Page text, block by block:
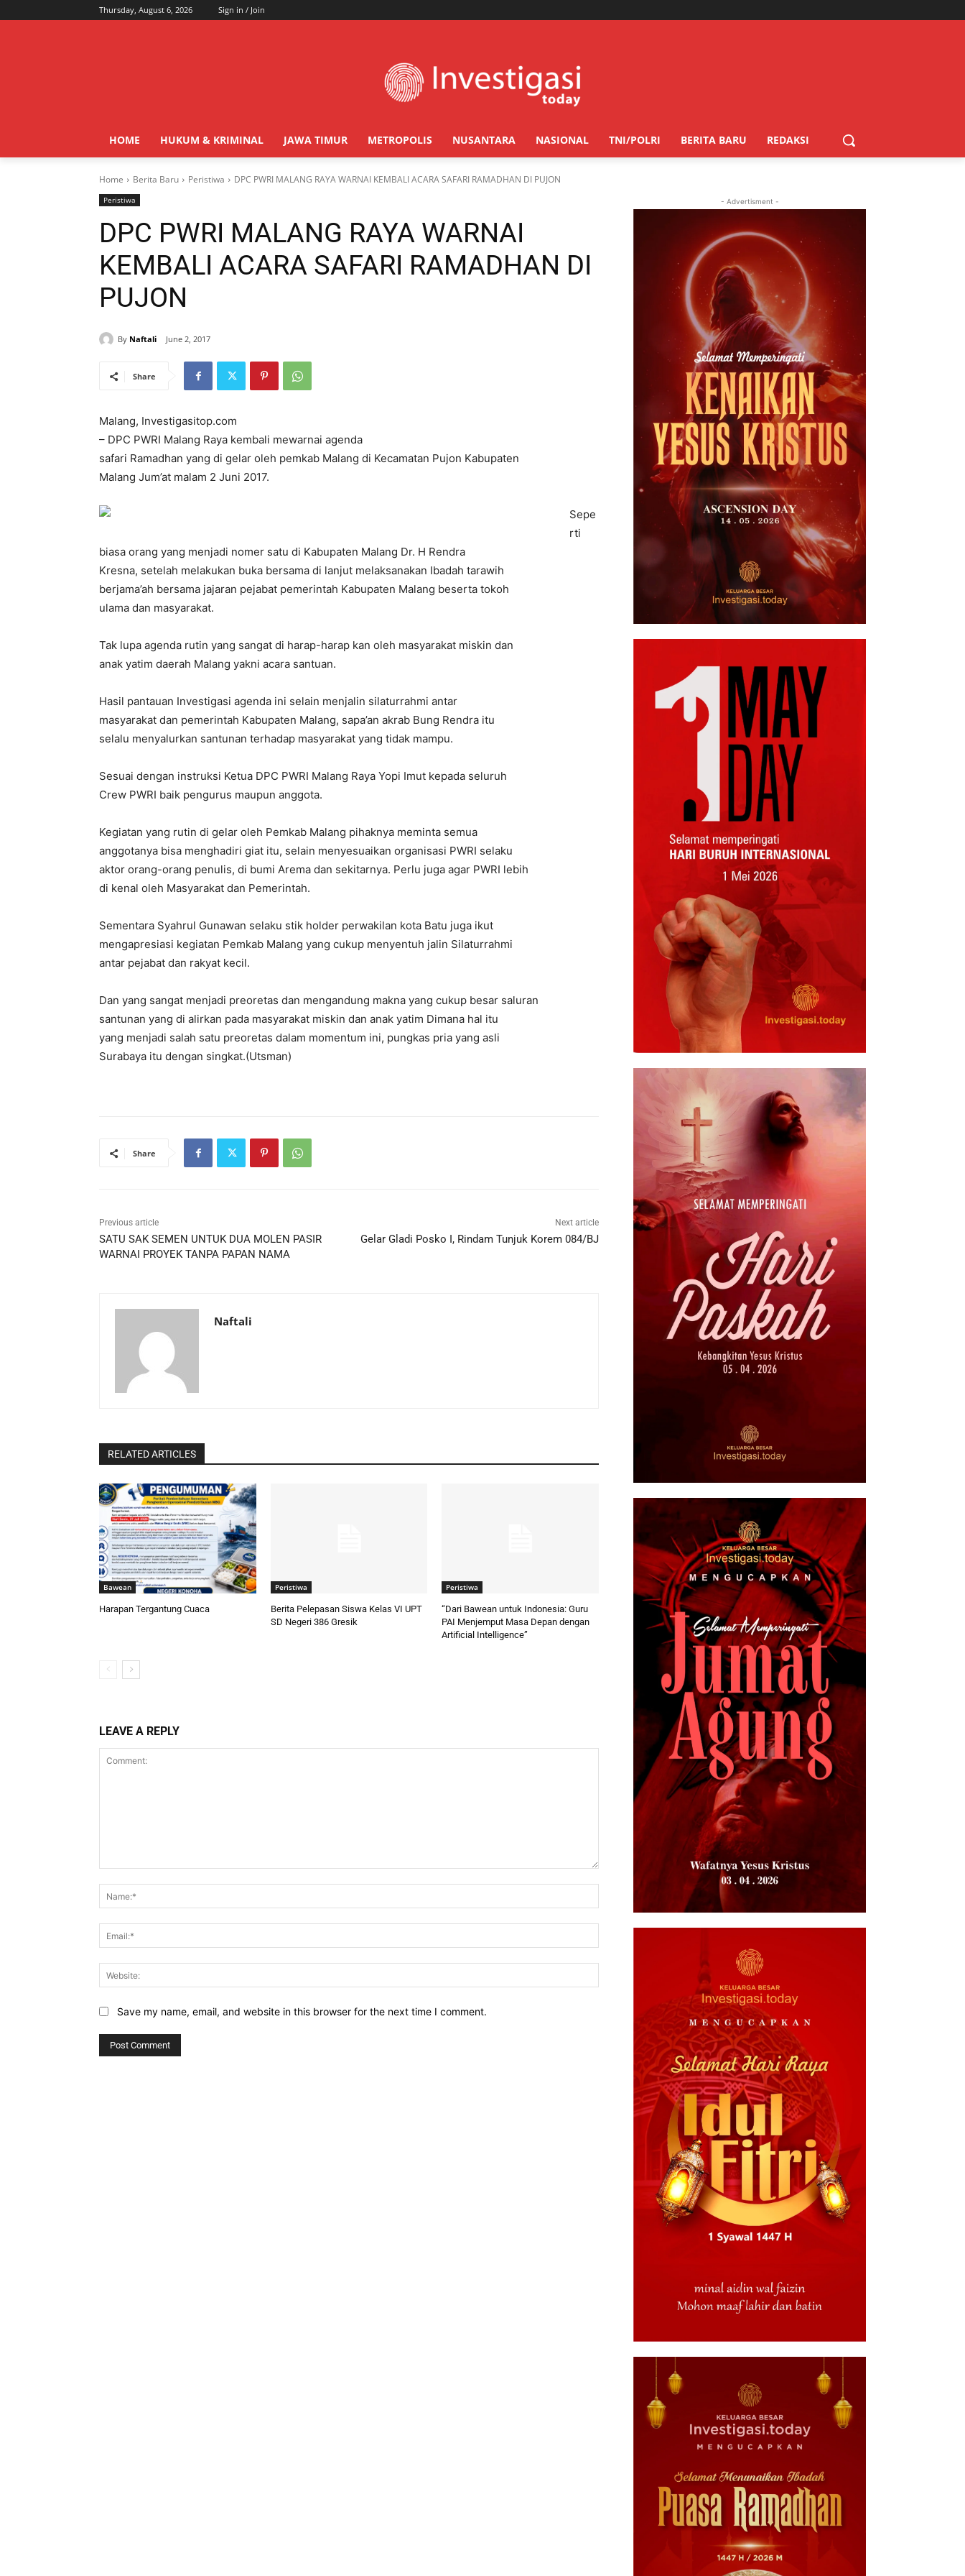
Thursday, August 6, 2026 Sign in / Join
HOME HUKUM & KRIMINAL JAWA TIMUR METROPOLIS NUSANTARA NASIONAL TNI/POLRI BERITA BARU REDAKSI
Home Berita Baru Peristiwa DPC PWRI MALANG RAYA WARNAI KEMBALI ACARA SAFARI RAMADHAN DI PUJON
Peristiwa
DPC PWRI MALANG RAYA WARNAI
KEMBALI ACARA SAFARI RAMADHAN DI
PUJON
By Naftali June 2, 2017
Share
Malang, Investigasitop.com
– DPC PWRI Malang Raya kembali mewarnai agenda
safari Ramadhan yang di gelar oleh pemkab Malang di Kecamatan Pujon Kabupaten
Malang Jum’at malam 2 Juni 2017.
Sepe
rti
biasa orang yang menjadi nomer satu di Kabupaten Malang Dr. H Rendra
Kresna, setelah melakukan buka bersama di lanjut melaksanakan Ibadah tarawih
berjama’ah bersama jajaran pejabat pemerintah Kabupaten Malang beserta tokoh
ulama dan masyarakat.
Tak lupa agenda rutin yang sangat di harap-harap kan oleh masyarakat miskin dan
anak yatim daerah Malang yakni acara santuan.
Hasil pantauan Investigasi agenda ini selain menjalin silaturrahmi antar
masyarakat dan pemerintah Kabupaten Malang, sapa’an akrab Bung Rendra itu
selalu menyalurkan santunan terhadap masyarakat yang tidak mampu.
Sesuai dengan instruksi Ketua DPC PWRI Malang Raya Yopi Imut kepada seluruh
Crew PWRI baik pengurus maupun anggota.
Kegiatan yang rutin di gelar oleh Pemkab Malang pihaknya meminta semua
anggotanya bisa menghadiri giat itu, selain menyesuaikan organisasi PWRI selaku
aktor orang-orang penulis, di bumi Arema dan sekitarnya. Perlu juga agar PWRI lebih
di kenal oleh Masyarakat dan Pemerintah.
Sementara Syahrul Gunawan selaku stik holder perwakilan kota Batu juga ikut
mengapresiasi kegiatan Pemkab Malang yang cukup menyentuh jalin Silaturrahmi
antar pejabat dan rakyat kecil.
Dan yang sangat menjadi preoretas dan mengandung makna yang cukup besar saluran
santunan yang di alirkan pada masyarakat miskin dan anak yatim Dimana hal itu
yang menjadi salah satu preoretas dalam momentum ini, pungkas pria yang asli
Surabaya itu dengan singkat.(Utsman)
Share
Previous article
SATU SAK SEMEN UNTUK DUA MOLEN PASIR
WARNAI PROYEK TANPA PAPAN NAMA
Next article
Gelar Gladi Posko I, Rindam Tunjuk Korem 084/BJ
Naftali
RELATED ARTICLES
Bawean
Harapan Tergantung Cuaca
Peristiwa
Berita Pelepasan Siswa Kelas VI UPT
SD Negeri 386 Gresik
Peristiwa
“Dari Bawean untuk Indonesia: Guru
PAI Menjemput Masa Depan dengan
Artificial Intelligence”
LEAVE A REPLY
Save my name, email, and website in this browser for the next time I comment.
- Advertisment -